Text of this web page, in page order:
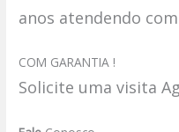
anos atendendo
COM GARANTIA !
Solicite uma visita